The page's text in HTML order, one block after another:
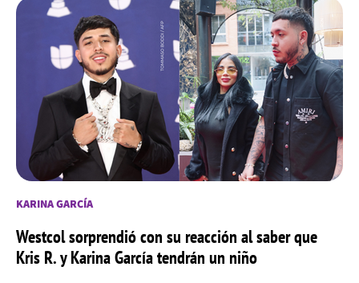
KARINA GARCÍA
Westcol sorprendió con su reacción al saber que
Kris R. y Karina García tendrán un niño